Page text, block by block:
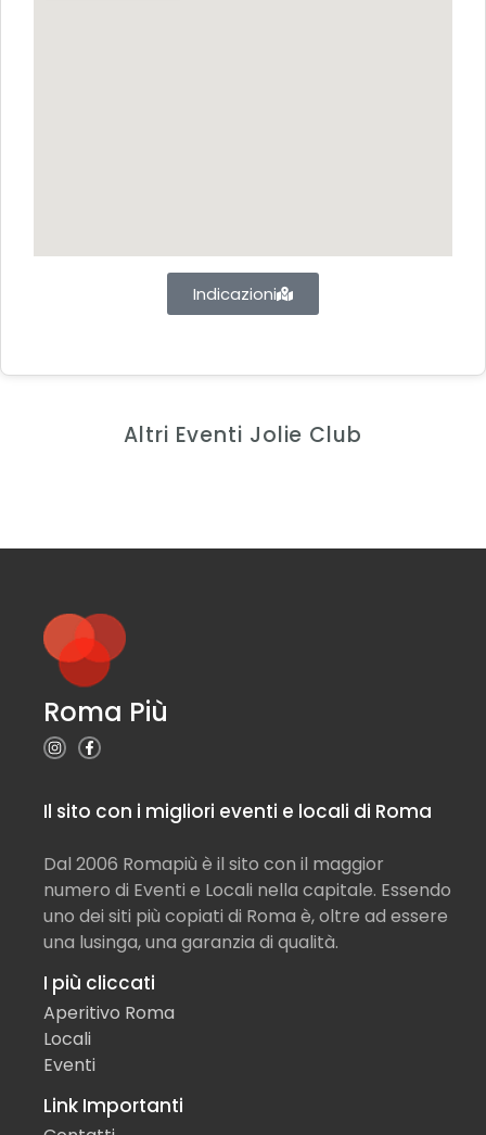
Indicazioni
Altri Eventi Jolie Club
Roma Più
Il sito con i migliori eventi e locali di Roma
Dal 2006 Romapiù è il sito con il maggior
numero di Eventi e Locali nella capitale. Essendo
uno dei siti più copiati di Roma è, oltre ad essere
una lusinga, una garanzia di qualità.
I più cliccati
Aperitivo Roma
Locali
Eventi
Link Importanti